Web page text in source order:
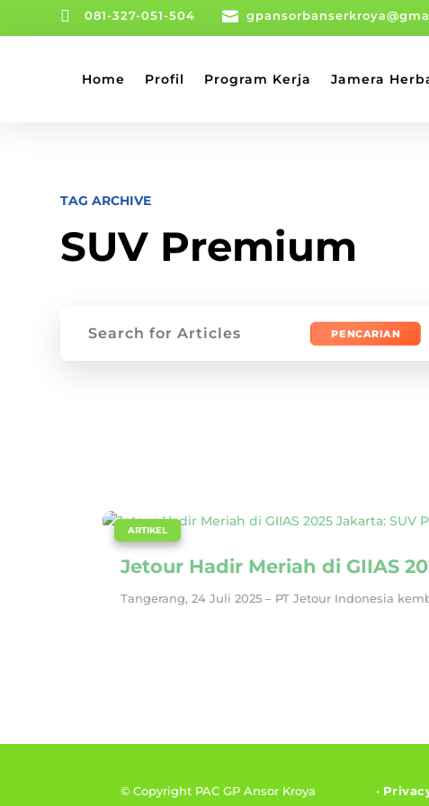
 081-327-051-504 
Home Profil Program Kerja Jamera
TAG ARCHIVE
SUV Premium
Jetour Hadir Meriah di GIIAS
ARTIKEL
Tangerang, 24 Juli 2025 – PT Jetour Indonesia
© Copyright PAC GP Ansor Kroya
•